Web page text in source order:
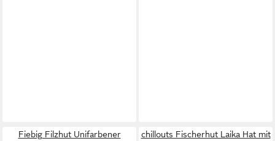
Fiebig Filzhut Unifarbener
chillouts Fischerhut Laika Hat mit